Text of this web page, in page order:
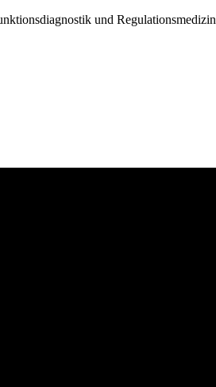
und Regulationsmedizin